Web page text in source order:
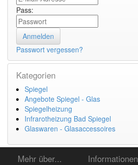
Pass:
Passwort vergessen?
Kategorien
Spiegel
Angebote Spiegel - Glas
Spiegelheizung
Infrarotheizung Bad Spiegel
Glaswaren - Glasaccessoires
Mehr über... Informationen